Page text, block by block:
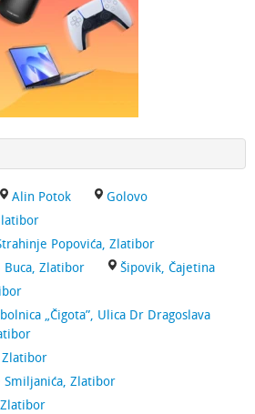
Alin Potok
Golovo
Popovića, Zlatibor
Buca, Zlatibor
Šipovik, Čajetina
„Čigota”, Ulica Dr Dragoslava
Zlatibor
Smiljanića, Zlatibor